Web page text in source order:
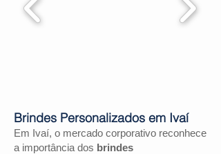
Em Ivaí, o mercado corporativo reconhece
a importância dos brindes
Brindes Personalizados em Ivaí